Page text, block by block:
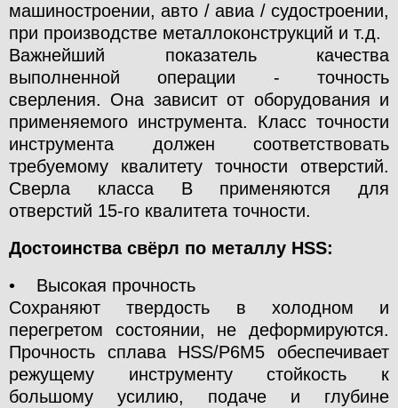
машиностроении, авто / авиа / судостроении,
при производстве металлоконструкций и т.д.
Важнейший показатель качества
выполненной операции - точность
сверления. Она зависит от оборудования и
применяемого инструмента. Класс точности
инструмента должен соответствовать
требуемому квалитету точности отверстий.
Сверла класса В применяются для
отверстий 15-го квалитета точности.
Достоинства свёрл по металлу HSS:
• Высокая прочность
Сохраняют твердость в холодном и
перегретом состоянии, не деформируются.
Прочность сплава HSS/P6M5 обеспечивает
режущему инструменту стойкость к
большому усилию, подаче и глубине